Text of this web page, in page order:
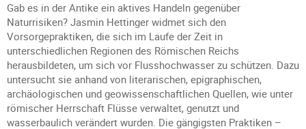
Gab es in der Antike ein aktives Handeln gegenüber
Naturrisiken? Jasmin Hettinger widmet sich den
Vorsorgepraktiken, die sich im Laufe der Zeit in
unterschiedlichen Regionen des Römischen Reichs
herausbildeten, um sich vor Flusshochwasser zu schützen. Dazu
untersucht sie anhand von literarischen, epigraphischen,
archäologischen und geowissenschaftlichen Quellen, wie unter
römischer Herrschaft Flüsse verwaltet, genutzt und
wasserbaulich verändert wurden. Die gängigsten Praktiken –